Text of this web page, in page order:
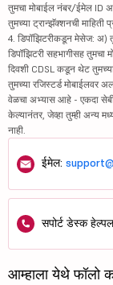
तुमचा मोबाईल नंबर/ईमेल ID
तुमच्या ट्रान्झॅक्शनची माहिती
4. डिपॉझिटरीकडून मेसेज: अ)
डिपॉझिटरी सहभागीसह तुमचा
दिवशी CDSL कडून थेट
तुमच्या रजिस्टर्ड मोबाईलवर
वेळचा अभ्यास आहे - एकदा
केल्यानंतर, जेव्हा तुम्ही अन्य
नाही.
ईमेल:
सपोर्ट डेस्क
आम्हाला येथे फॉलो